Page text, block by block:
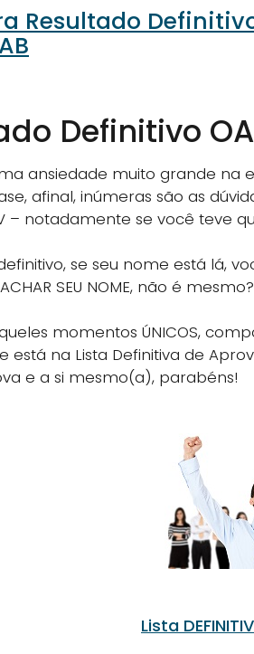
Resultado
Definitivo
ansiedade muito grande na
afinal, inúmeras são as
– notadamente se você teve
se seu nome está lá,
SEU NOME, não é mesmo?
momentos ÚNICOS,
está na Lista Definitiva de
e a si mesmo(a), parabéns!
Lista